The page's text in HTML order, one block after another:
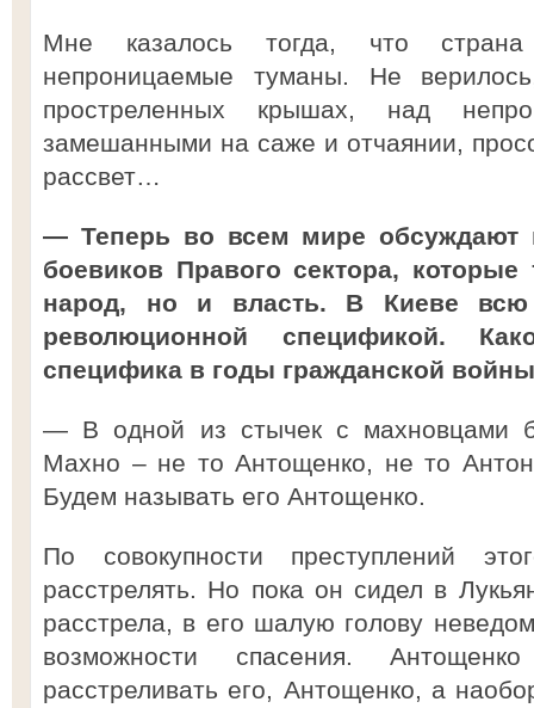
Мне казалось тогда, что
непроницаемые туманы. Не
простреленных крышах, над
замешанными на саже и отчаянии,
рассвет…
— Теперь во всем мире обсуждают
боевиков Правого сектора, которые
народ, но и власть. В Киеве всю
революционной спецификой.
специфика в годы гражданской
— В одной из стычек с махновцами
Махно – не то Антощенко, не то
Будем называть его Антощенко.
По совокупности преступлений
расстрелять. Но пока он сидел в
расстрела, в его шалую голову
возможности спасения.
расстреливать его, Антощенко, а